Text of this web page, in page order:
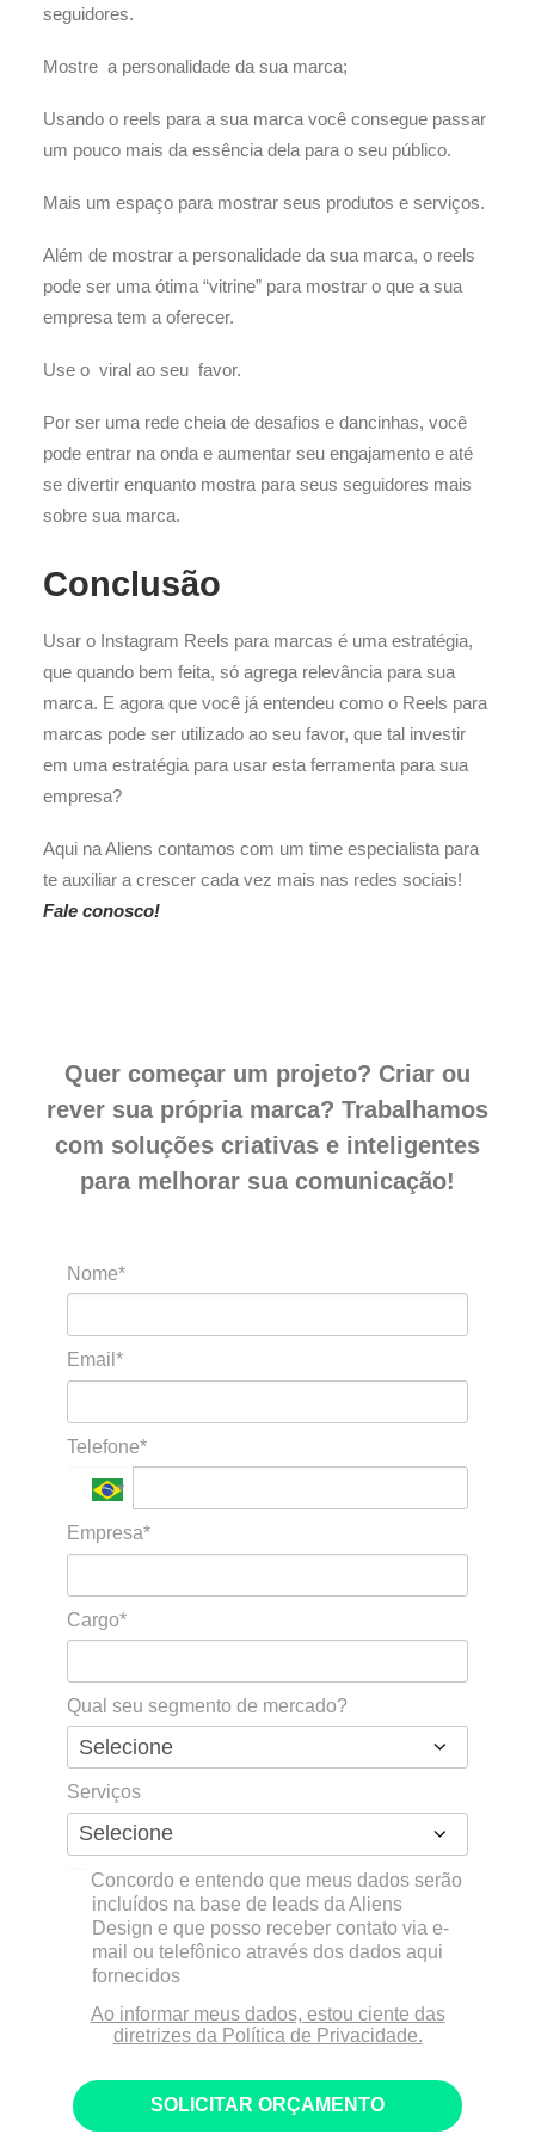
seguidores.
Mostre a personalidade da sua marca;
Usando o reels para a sua marca você consegue passar
um pouco mais da essência dela para o seu público.
Mais um espaço para mostrar seus produtos e serviços.
Além de mostrar a personalidade da sua marca, o reels
pode ser uma ótima “vitrine” para mostrar o que a sua
empresa tem a oferecer.
Use o viral ao seu favor.
Por ser uma rede cheia de desafios e dancinhas, você
pode entrar na onda e aumentar seu engajamento e até
se divertir enquanto mostra para seus seguidores mais
sobre sua marca.
Conclusão
Usar o Instagram Reels para marcas é uma estratégia,
que quando bem feita, só agrega relevância para sua
marca. E agora que você já entendeu como o Reels para
marcas pode ser utilizado ao seu favor, que tal investir
em uma estratégia para usar esta ferramenta para sua
empresa?
Aqui na Aliens contamos com um time especialista para
te auxiliar a crescer cada vez mais nas redes sociais!
Fale conosco!
Quer começar um projeto? Criar ou
rever sua própria marca? Trabalhamos
com soluções criativas e inteligentes
para melhorar sua comunicação!
Nome*
Email*
Telefone*
Empresa*
Cargo*
Qual seu segmento de mercado?
Serviços
Concordo e entendo que meus dados serão
incluídos na base de leads da Aliens
Design e que posso receber contato via e-
mail ou telefônico através dos dados aqui
fornecidos
Ao informar meus dados, estou ciente das
diretrizes da Política de Privacidade.
SOLICITAR ORÇAMENTO